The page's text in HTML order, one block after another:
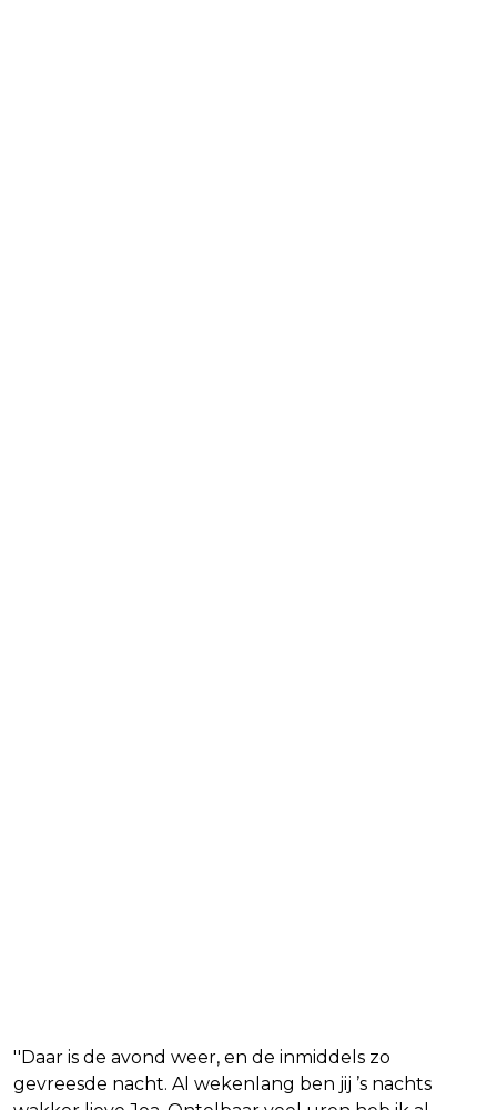
''Daar is de avond weer, en de inmiddels zo
gevreesde nacht. Al wekenlang ben jij ’s nachts